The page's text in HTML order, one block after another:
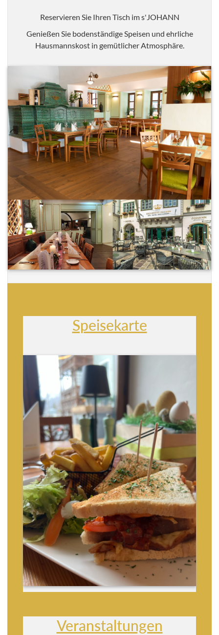
Reservieren Sie Ihren Tisch im s'JOHANN
Genießen Sie bodenständige Speisen und ehrliche
Hausmannskost in gemütlicher Atmosphäre.
Speisekarte
Veranstaltungen